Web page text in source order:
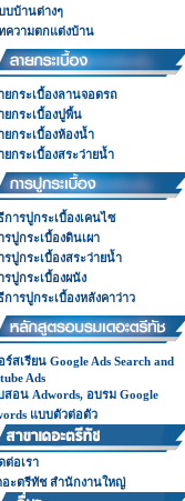
บบ้านต่างๆ
ความตกแต่งบ้าน
ยกระเบื้องลานจอดรถ
ยกระเบื้องปูพื้น
ยกระเบื้องห้องน้ำ
ยกระเบื้องสระว่ายน้ำ
การปูกระเบื้องเคนไซ
รปูกระเบื้องดินเผา
รปูกระเบื้องสระว่ายน้ำ
รปูกระเบื้องผนัง
การปูกระเบื้องหลังคาว่าว
ร์สเรียน Google Ads Search and
Ads
สอน Adwords, อบรม Google
แบบตัวต่อตัว
ต่อเรา
อะตรีทัช สำนักงานใหญ่